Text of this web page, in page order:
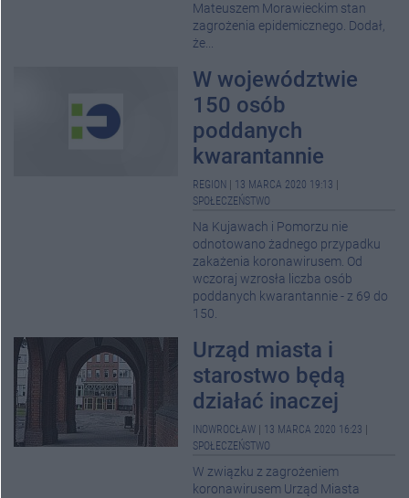
Mateuszem Morawieckim stan
zagrożenia epidemicznego. Dodał,
że...
W województwie
150 osób
poddanych
kwarantannie
REGION 13 MARCA 2020 19:13
SPOŁECZEŃSTWO
Na Kujawach i Pomorzu nie
odnotowano żadnego przypadku
zakażenia koronawirusem. Od
wczoraj wzrosła liczba osób
poddanych kwarantannie - z 69 do
150.
Urząd miasta i
starostwo będą
działać inaczej
INOWROCŁAW 13 MARCA 2020 16:23
SPOŁECZEŃSTWO
W związku z zagrożeniem
koronawirusem Urząd Miasta